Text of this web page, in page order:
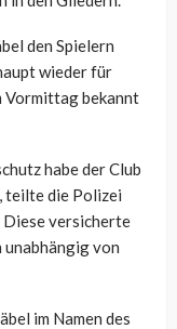
den Spielern
wieder für
Vormittag bekannt
habe der Club
teilte die Polizei
versicherte
unabhängig von
im Namen des